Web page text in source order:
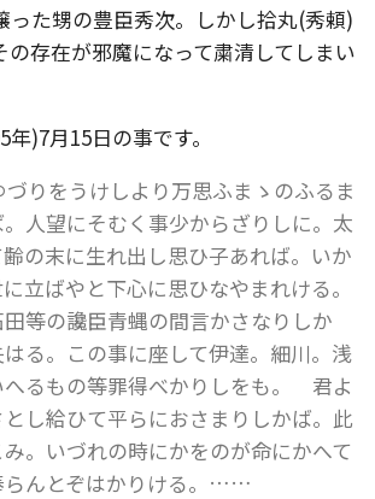
った甥の豊臣秀次。しかし拾丸(秀頼)
の存在が邪魔になって粛清してしまい
)7月15日の事です。
りをうけしより万思ふまゝのふるま
人望にそむく事少からざりしに。太
の末に生れ出し思ひ子あれば。いか
立ばやと下心に思ひなやまれける。
等の讒臣青蝿の間言かさなりしか
る。この事に座して伊達。細川。浅
へるもの等罪得べかりしをも。 君よ
し給ひて平らにおさまりしかば。此
。いづれの時にかをのが命にかへて
らんとぞはかりける。……